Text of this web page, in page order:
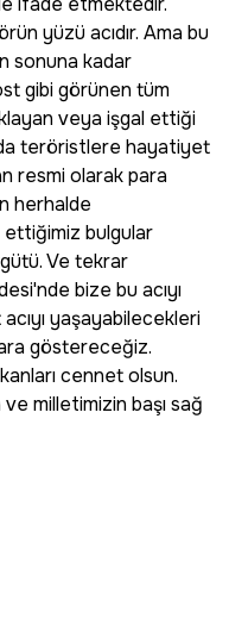
yüzü acıdır. Ama bu
sonuna kadar
gibi görünen tüm
veya işgal ettiği
teröristlere hayatiyet
resmi olarak para
herhalde
ettiğimiz bulgular
Ve tekrar
bize bu acıyı
yaşayabilecekleri
göstereceğiz.
cennet olsun.
ve milletimizin başı sağ